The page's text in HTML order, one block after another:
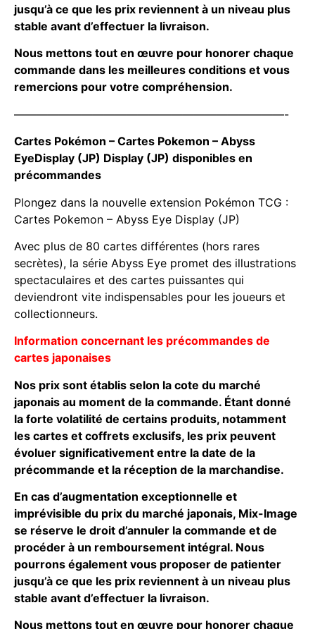
jusqu’à ce que les prix reviennent à un niveau plus
stable avant d’effectuer la livraison.
Nous mettons tout en œuvre pour honorer chaque
commande dans les meilleures conditions et vous
remercions pour votre compréhension.
————————————————————————-
Cartes Pokémon – Cartes Pokemon – Abyss
EyeDisplay (JP) Display (JP) disponibles en
précommandes
Plongez dans la nouvelle extension Pokémon TCG :
Cartes Pokemon – Abyss Eye Display (JP)
Avec plus de 80 cartes différentes (hors rares
secrètes), la série Abyss Eye promet des illustrations
spectaculaires et des cartes puissantes qui
deviendront vite indispensables pour les joueurs et
collectionneurs.
Information concernant les précommandes de
cartes japonaises
Nos prix sont établis selon la cote du marché
japonais au moment de la commande. Étant donné
la forte volatilité de certains produits, notamment
les cartes et coffrets exclusifs, les prix peuvent
évoluer significativement entre la date de la
précommande et la réception de la marchandise.
En cas d’augmentation exceptionnelle et
imprévisible du prix du marché japonais, Mix-Image
se réserve le droit d’annuler la commande et de
procéder à un remboursement intégral. Nous
pourrons également vous proposer de patienter
jusqu’à ce que les prix reviennent à un niveau plus
stable avant d’effectuer la livraison.
Nous mettons tout en œuvre pour honorer chaque